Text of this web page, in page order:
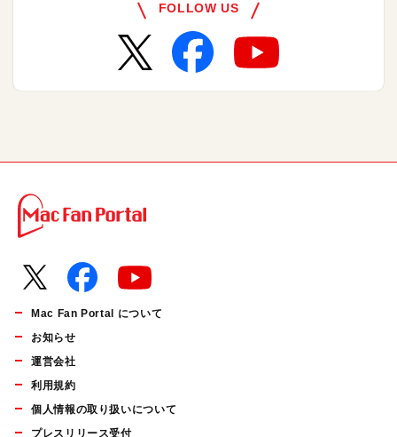
FOLLOW US
Mac Fan Portal について
お知らせ
運営会社
利用規約
個人情報の取り扱いについて
プレスリリース受付